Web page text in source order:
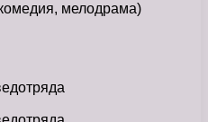
мелодрама)